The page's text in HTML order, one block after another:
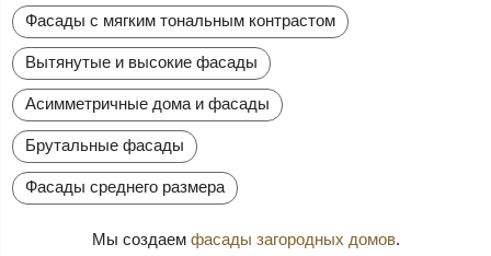
Фасады с мягким тональным контрастом
Вытянутые и высокие фасады
Асимметричные дома и фасады
Брутальные фасады
Фасады среднего размера
Мы создаем фасады загородных домов.